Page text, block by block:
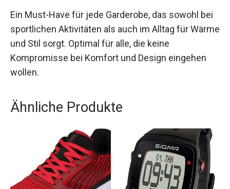
Ein Must-Have für jede Garderobe, das sowohl
bei sportlichen Aktivitäten als auch im Alltag für
Wärme und Stil sorgt. Optimal für alle, die keine
Kompromisse bei Komfort und Design eingehen
wollen.
Ähnliche Produkte